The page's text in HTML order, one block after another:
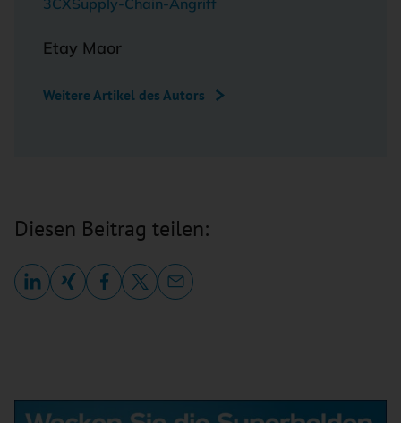
Etay Maor
Weitere Artikel des Autors
Diesen Beitrag teilen: